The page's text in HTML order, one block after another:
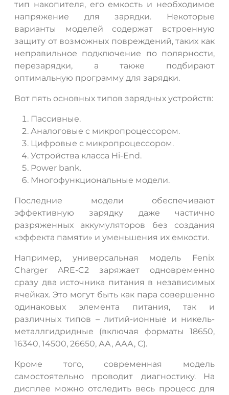
тип накопителя, его емкость и необходимое
напряжение для зарядки. Некоторые
варианты моделей содержат встроенную
защиту от возможных повреждений, таких как
неправильное подключение по полярности,
перезарядки, а также подбирают
оптимальную программу для зарядки.
Вот пять основных типов зарядных устройств:
Пассивные.
Аналоговые с микропроцессором.
Цифровые с микропроцессором.
Устройства класса Hi-End.
Power bank.
Многофункциональные модели.
Последние модели обеспечивают
эффективную зарядку даже частично
разряженных аккумуляторов без создания
«эффекта памяти» и уменьшения их емкости.
Например, универсальная модель Fenix
Charger ARE-C2 заряжает одновременно
сразу два источника питания в независимых
ячейках. Это могут быть как пара совершенно
одинаковых элемента питания, так и
различных типов – литий-ионные и никель-
металлгидридные (включая форматы 18650,
16340, 14500, 26650, АА, ААА, С).
Кроме того, современная модель
самостоятельно проводит диагностику. На
дисплее можно отследить весь процесс для